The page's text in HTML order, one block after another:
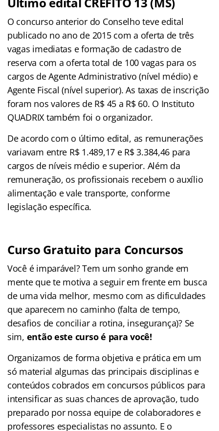
O concurso anterior do Conselho teve edital
publicado no ano de 2015 com a oferta de três
vagas imediatas e formação de cadastro de
reserva com a oferta total de 100 vagas para os
cargos de Agente Administrativo (nível médio) e
Agente Fiscal (nível superior). As taxas de inscrição
foram nos valores de R$ 45 a R$ 60. O Instituto
QUADRIX também foi o organizador.
De acordo com o último edital, as remunerações
variavam entre R$ 1.489,17 e R$ 3.384,46 para
cargos de níveis médio e superior. Além da
remuneração, os profissionais recebem o auxílio
alimentação e vale transporte, conforme
legislação específica.
Curso Gratuito para Concursos
Você é imparável? Tem um sonho grande em
mente que te motiva a seguir em frente em busca
de uma vida melhor, mesmo com as dificuldades
que aparecem no caminho (falta de tempo,
desafios de conciliar a rotina, insegurança)? Se
sim, então este curso é para você!
Organizamos de forma objetiva e prática em um
só material algumas das principais disciplinas e
conteúdos cobrados em concursos públicos para
intensificar as suas chances de aprovação, tudo
preparado por nossa equipe de colaboradores e
professores especialistas no assunto. E o